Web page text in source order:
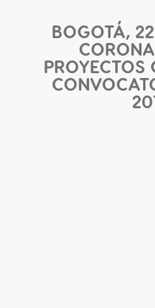
BOGOTÁ,
PROYECTOS